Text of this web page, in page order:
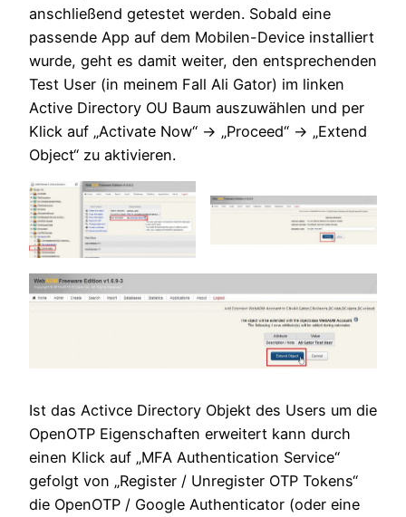
anschließend getestet werden. Sobald eine
passende App auf dem Mobilen-Device installiert
wurde, geht es damit weiter, den entsprechenden
Test User (in meinem Fall Ali Gator) im linken
Active Directory OU Baum auszuwählen und per
Klick auf „Activate Now“ -> „Proceed“ -> „Extend
Object“ zu aktivieren.
Ist das Activce Directory Objekt des Users um die
OpenOTP Eigenschaften erweitert kann durch
einen Klick auf „MFA Authentication Service“
gefolgt von „Register / Unregister OTP Tokens“
die OpenOTP / Google Authenticator (oder eine